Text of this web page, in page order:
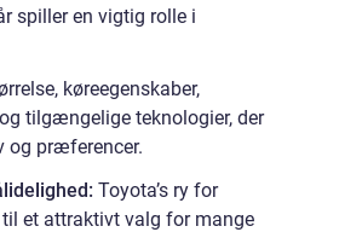
spiller en vigtig rolle i
køreegenskaber,
tilgængelige teknologier, der
og præferencer.
Toyota’s ry for
et attraktivt valg for mange